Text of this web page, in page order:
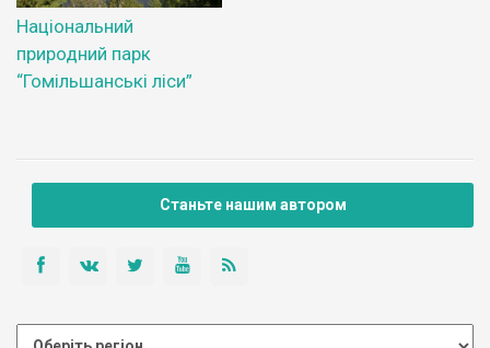
Національний
природний парк
“Гомільшанські ліси”
Станьте нашим автором